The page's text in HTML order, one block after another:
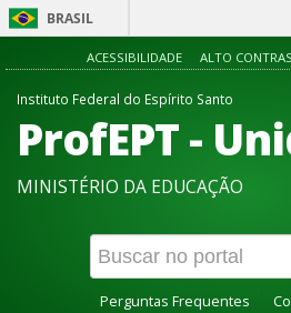
BRASIL
ACESSIBILIDADE ALTO
Instituto Federal do Espírito Santo
ProfEPT -
MINISTÉRIO DA EDUCAÇÃO
Perguntas Frequentes